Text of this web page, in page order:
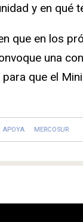
y en qué
que en los
una
que el
APOYA MERCOSUR